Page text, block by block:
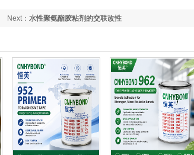
Next： 水性聚氨酯胶粘剂的交联改性